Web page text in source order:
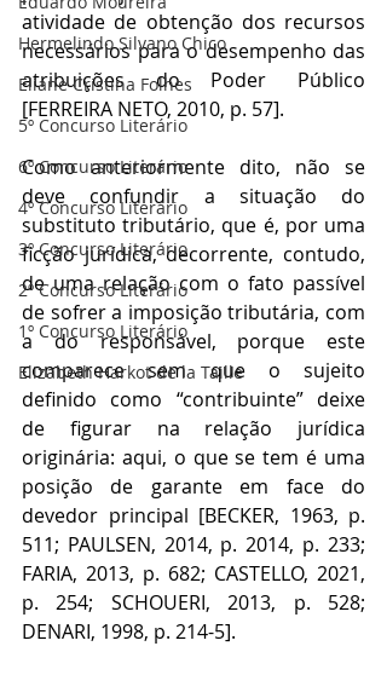
Hermelindo Silvano Chico
Eliane Cristina Folhes
5º Concurso Literário
6º Concurso Literário
4º Concurso Literário
3º Concurso Literário
2º Concurso Literário
1º Concurso Literário
Elizabeth Harkot de la Taille
atividade de obtenção dos recursos
necessários para o desempenho das
atribuições do Poder Público
[FERREIRA NETO, 2010, p. 57].
Como anteriormente dito, não se
deve confundir a situação do
substituto tributário, que é, por uma
ficção jurídica, decorrente, contudo,
de uma relação com o fato passível
de sofrer a imposição tributária, com
a do responsável, porque este
comparece sem que o sujeito
definido como “contribuinte” deixe
de figurar na relação jurídica
originária: aqui, o que se tem é uma
posição de garante em face do
devedor principal [BECKER, 1963, p.
511; PAULSEN, 2014, p. 2014, p. 233;
FARIA, 2013, p. 682; CASTELLO, 2021,
p. 254; SCHOUERI, 2013, p. 528;
DENARI, 1998, p. 214-5].